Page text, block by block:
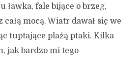
ławka, fale bijące o brzeg,
całą mocą. Wiatr dawał się we
tuptające plażą ptaki. Kilka
jak bardzo mi tego